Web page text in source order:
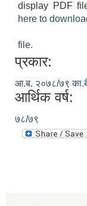
display PDF
here to
file.
प्रकार:
आ.ब. २०७८/७९
आर्थिक वर्ष:
७८/७९